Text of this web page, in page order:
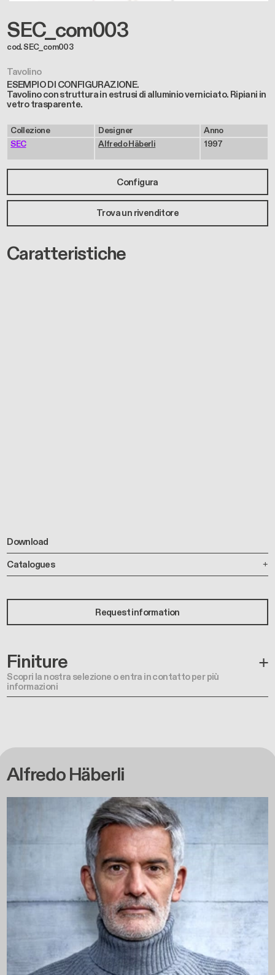
SEC_com003
cod. SEC_com003
Tavolino
ESEMPIO DI CONFIGURAZIONE.
Tavolino con struttura in estrusi di alluminio verniciato. Ripiani in
vetro trasparente.
Collezione
SEC
Designer
Alfredo Häberli
Anno
1997
Configura
Trova un rivenditore
Caratteristiche
Download
Catalogues
Request information
Finiture
Scopri la nostra selezione o entra in contatto per più
informazioni
Alfredo Häberli